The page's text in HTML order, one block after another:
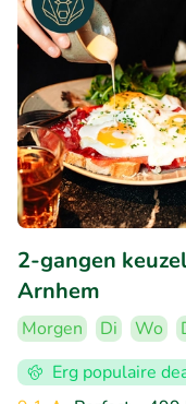
2-gangen
Arnhem
Morgen Di Wo
Erg populaire